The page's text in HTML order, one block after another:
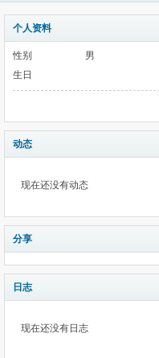
个人资料
性别
男
生日
动态
现在还没有动态
分享
日志
现在还没有日志